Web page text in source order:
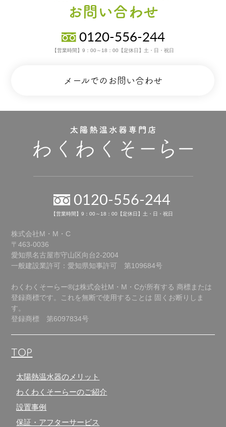
お問い合わせ
0120-556-244
【営業時間】9：00～18：00【定休日】土・日・祝日
メールでのお問い合わせ
0120-556-244
【営業時間】9：00～18：00【定休日】土・日・祝日
株式会社M・M・C
〒463-0036
愛知県名古屋市守山区向台2-2004
一般建設業許可：愛知県知事許可 第109684号
わくわくそーらー®は株式会社M・M・Cが所有する 商標または
登録商標です。これを無断で使用することは 固くお断りしま
す。
登録商標 第6097834号
TOP
太陽熱温水器のメリット
わくわくそーらーのご紹介
設置事例
保証・アフターサービス